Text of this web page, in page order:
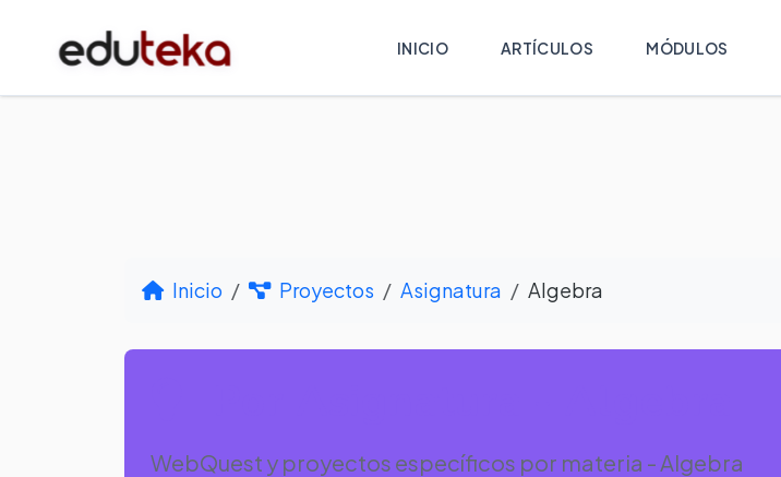
INICIO ARTÍCULOS MÓDULOS
Inicio Proyectos Asignatura Algebra
WebQuest y proyectos específicos por materia - Algebra